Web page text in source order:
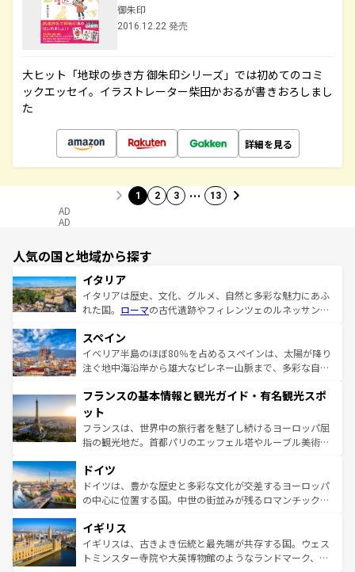
御朱印
2016.12.22 発売
大ヒット「地球の歩き方 御朱印シリーズ」では初めてのコミ
ックエッセイ。イラストレーター柴田かおるが書きおろしまし
た
詳細を見る
1 2 3 … 13
AD
AD
人気の国と地域から探す
イタリア
イタリアは歴史、文化、グルメ、自然と多彩な魅力にあふ
れた国。 ローマの古代遺跡やフィレンツェのルネッサンス
ろん、トスカーナの美しい田園風景やアマルフィ海岸の絶
景など、自然景観も見逃せない。観光の合間には、本場の
ピザやパスタなど、絶品のイタリア料理を堪能することも
ませてくれるイタリアで、忘れられない旅をしてみよう！
なお、新着のイタリア情報は
しい。
スペイン
イベリア半島のほぼ80％を占めるスペインは、太陽が降り
注ぐ地中海沿岸から雄大なピレネー山脈まで、多彩な自然
文化が根付くこの国では、情熱的なフラメンコ、熱気あふ
れる闘牛、そして美味しいタパスが生活の一部となってい
る。首都マドリードの洗練された雰囲気や、バルセロナの
アートに溢れた街角から、地方では古代ローマ遺跡や中世
せる。地方によって風土や気候が異なるスペインはその個
性で訪れる人を魅了する。 なお、新着のスペイン情報は コ
ンテンツ一覧を参照してほしい。
フランスの基本情報と観光ガイド・有名観光スポ
ット
フランスは、世界中の旅行者を魅了し続けるヨーロッパ屈
指の観光地だ。首都パリのエッフェル塔やルーブル美術館
で、幅広い魅力が詰まっている。華麗な宮殿、歴史的な大
聖堂、美しいビーチ、そして豊かな自然が、訪れる者を心
から魅了する。また、フランスは美食の国としても知ら
いる。シャンパンの発祥地であるランス、プロヴァンスの
香り高いラベンダー畑など、多彩な楽しみ方が可能だ。さ
らに、パリ以外の地域にも魅力が溢れており、どの街角に
ドイツ
ドイツは、豊かな歴史と多彩な文化が交差するヨーロッパ
の中心に位置する国。中世の街並みが残るロマンチック街
顔を持つこの国は、どこを歩いても飽きることがない。ベ
ルリンの文化的活気、バイエルン州のアルプスの絶景、そ
してライン川沿いのワイン畑といった風景は必見。ビール
イギリス
イギリスは、古きよき伝統と最先端が共存する国。ウェス
トミンスター寺院や大英博物館のようなランドマーク、歴